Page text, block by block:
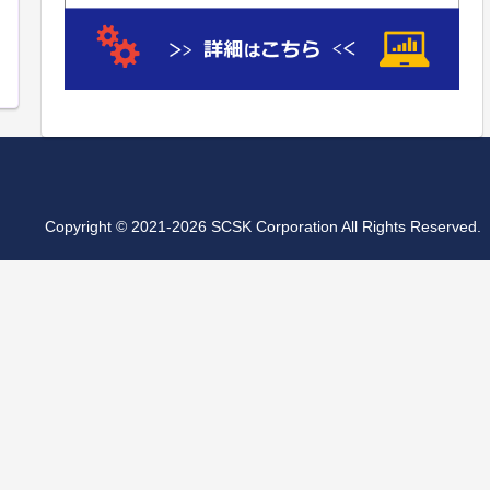
Copyright © 2021-2026 SCSK Corporation All Rights Reserved.